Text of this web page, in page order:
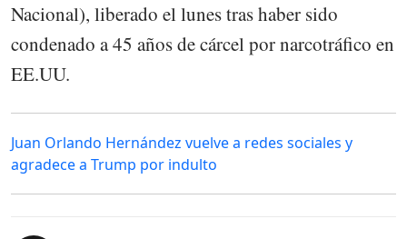
Nacional), liberado el lunes tras haber sido
condenado a 45 años de cárcel por narcotráfico en
EE.UU.
Juan Orlando Hernández vuelve a redes sociales y
agradece a Trump por indulto